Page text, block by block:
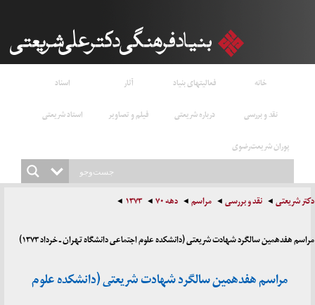
خانه فعالیتهای بنیاد آثار
اسناد
نقد و بررسی
درباره شریعتی فیلم و تصاویر
استاد شریعتی
پوران شریعت‌رضوی
دکتر شریعتی نقد و بررسی مراسم دهه ۷۰ ۱۳۷۳
مراسم هفدهمین سالگرد شهادت شریعتی (دانشکده علوم اجتماعی دانشگاه تهران ـ خرداد ۱۳۷۳)
مراسم هفدهمین سالگرد شهادت شریعتی (دانشکده علوم